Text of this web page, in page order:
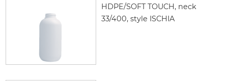
HDPE/SOFT TOUCH, neck
33/400, style ISCHIA